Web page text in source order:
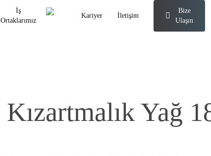
İş
Ortaklarımız
Kariyer İletişim
Bize
Ulaşın
Kızartmalık Yağ